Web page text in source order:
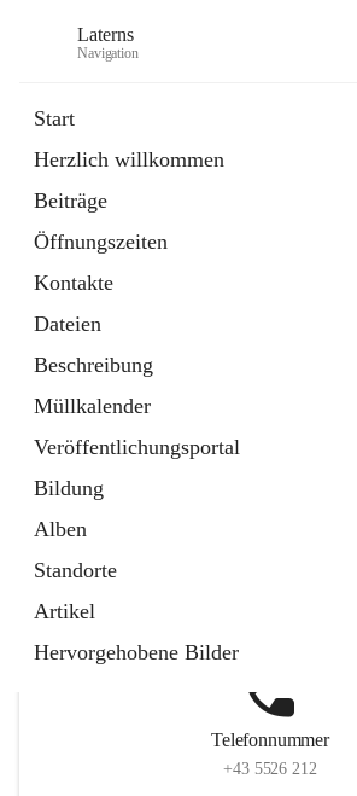
Laterns
Navigation
Start
Herzlich willkommen
Beiträge
Öffnungszeiten
Kontakte
Dateien
Beschreibung
Müllkalender
Veröffentlichungsportal
Bildung
Alben
Standorte
Artikel
Hervorgehobene Bilder
11 Schnellzugriffe
Soziales
1 Schnellzugriff
Telefonnummer
+43 5526 212